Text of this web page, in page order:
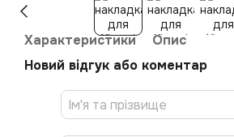
Характеристики
Опис
Новий відгук або коментар